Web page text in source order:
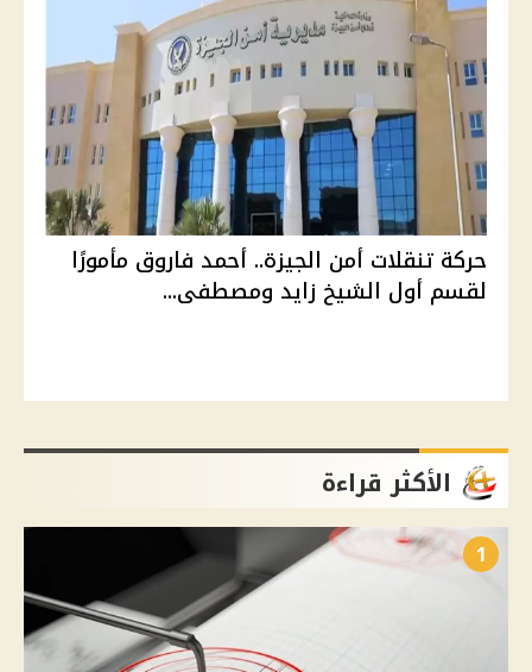
حركة تنقلات أمن الجيزة.. أحمد فاروق مأمورًا
لقسم أول الشيخ زايد ومصطفى...
الأكثر قراءة
1